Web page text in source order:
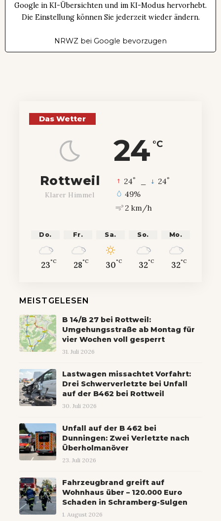
Google in KI-Übersichten und im KI-Modus hervorhebt.
Die Einstellung können Sie jederzeit wieder ändern.
NRWZ bei Google bevorzugen
Das Wetter
24 °C
Rottweil
Klarer Himmel
24° 24°
49%
2 km/h
Do.
23°C
Fr.
28°C
Sa.
30°C
So.
32°C
Mo.
32°C
MEISTGELESEN
B 14/B 27 bei Rottweil:
Umgehungsstraße ab Montag für
vier Wochen voll gesperrt
31. Juli 2026
Lastwagen missachtet Vorfahrt:
Drei Schwerverletzte bei Unfall
auf der B462 bei Rottweil
30. Juli 2026
Unfall auf der B 462 bei
Dunningen: Zwei Verletzte nach
Überholmanöver
23. Juli 2026
Fahrzeugbrand greift auf
Wohnhaus über – 120.000 Euro
Schaden in Schramberg-Sulgen
1. August 2026